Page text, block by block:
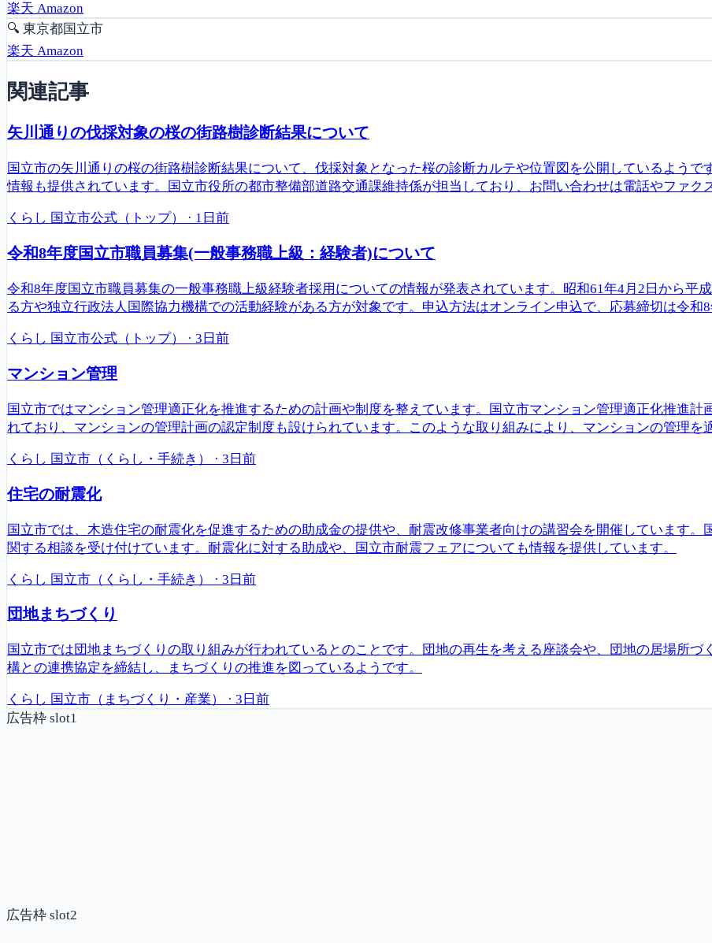
楽天 Amazon
🔍 東京都国立市
楽天 Amazon
関連記事
矢川通りの伐採対象の桜の街路樹診断結果について
国立市の矢川通りの桜の街路樹診断結果について、伐採対象となった桜の診断カルテや位置図を公開しているよう
情報も提供されています。国立市役所の都市整備部道路交通課維持係が担当しており、お問い合わせは電話やファク
くらし 国立市公式（トップ） · 1日前
令和8年度国立市職員募集(一般事務職上級：経験者)について
令和8年度国立市職員募集の一般事務職上級経験者採用についての情報が発表されています。昭和61年4月2日から平
る方や独立行政法人国際協力機構での活動経験がある方が対象です。申込方法はオンライン申込で、応募締切は令和8
くらし 国立市公式（トップ） · 3日前
マンション管理
国立市ではマンション管理適正化を推進するための計画や制度を整えています。国立市マンション管理適正化推進
れており、マンションの管理計画の認定制度も設けられています。このような取り組みにより、マンションの管理を
くらし 国立市（くらし・手続き） · 3日前
住宅の耐震化
国立市では、木造住宅の耐震化を促進するための助成金の提供や、耐震改修事業者向けの講習会を開催しています
関する相談を受け付けています。耐震化に対する助成や、国立市耐震フェアについても情報を提供しています。
くらし 国立市（くらし・手続き） · 3日前
団地まちづくり
国立市では団地まちづくりの取り組みが行われているとのことです。団地の再生を考える座談会や、団地の居場所
構との連携協定を締結し、まちづくりの推進を図っているようです。
くらし 国立市（まちづくり・産業） · 3日前
広告枠 slot1
広告枠 slot2